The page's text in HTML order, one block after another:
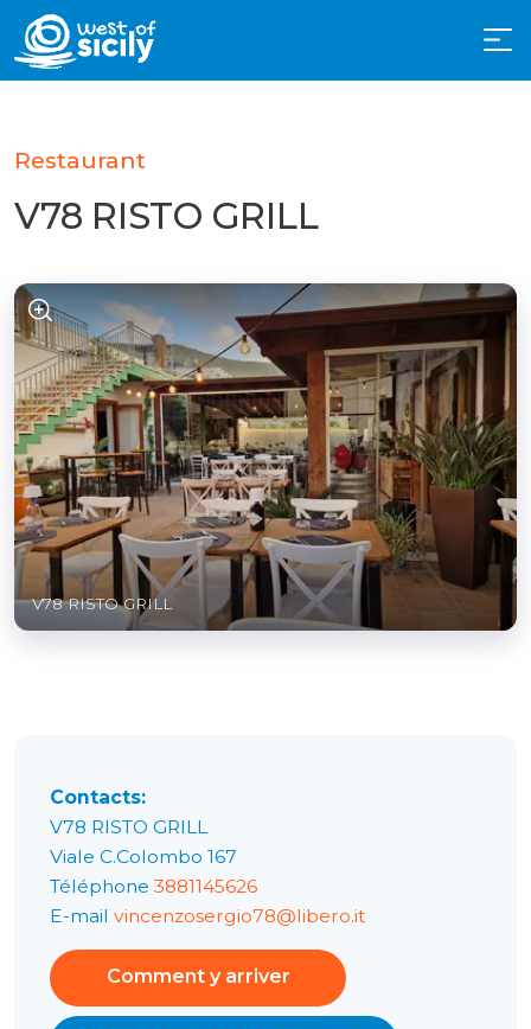
Contacts:
V78 RISTO GRILL
Viale C.Colombo 167
Téléphone 3881145626
E-mail vincenzosergio78@libero.it
Comment y arriver
Restaurant
V78 RISTO GRILL
V78 RISTO GRILL